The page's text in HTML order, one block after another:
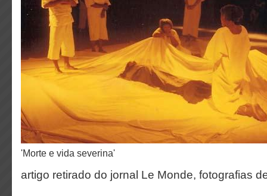
'Morte e vida severina'
artigo retirado do jornal Le Monde, fotografias